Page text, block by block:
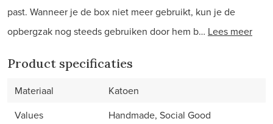
past. Wanneer je de box niet meer gebruikt, kun je de
opbergzak nog steeds gebruiken door hem b… Lees meer
Product specificaties
Materiaal
Katoen
Values
Handmade, Social Good